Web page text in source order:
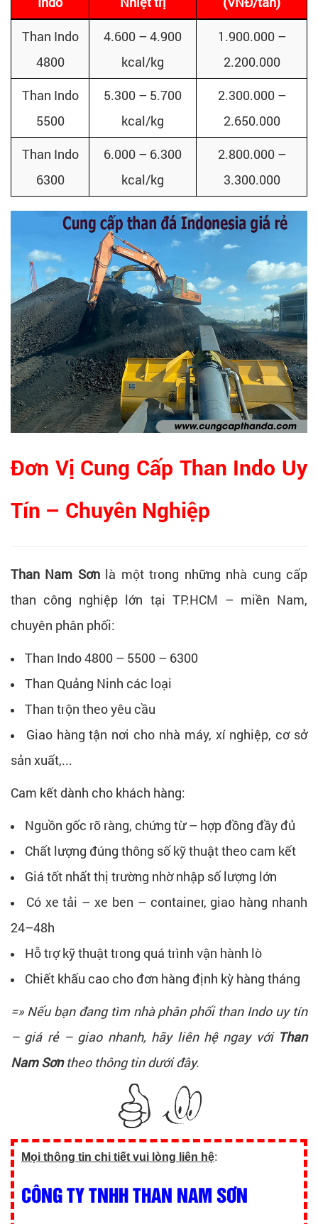
Than Indo
4800
4.600 – 4.900
kcal/kg
1.900.000 –
2.200.000
Than Indo
5500
5.300 – 5.700
kcal/kg
2.300.000 –
2.650.000
Than Indo
6300
6.000 – 6.300
kcal/kg
2.800.000 –
3.300.000
Đơn Vị Cung Cấp Than Indo Uy
Tín – Chuyên Nghiệp
Than Nam Sơnlà một trong những nhà cung cấp
than công nghiệp lớn tại TP.HCM – miền Nam,
chuyên phân phối:
Than Indo 4800 – 5500 – 6300
Than Quảng Ninh các loại
Than trộn theo yêu cầu
Giao hàng tận nơi cho nhà máy, xí nghiệp, cơ sở
sản xuất,...
Cam kết dành cho khách hàng:
Nguồn gốc rõ ràng, chứng từ – hợp đồng đầy đủ
Chất lượng đúng thông số kỹ thuật theo cam kết
Giá tốt nhất thị trường nhờ nhập số lượng lớn
Có xe tải – xe ben – container, giao hàng nhanh
24–48h
Hỗ trợ kỹ thuật trong quá trình vận hành lò
Chiết khấu cao cho đơn hàng định kỳ hàng tháng
=» Nếu bạn đang tìm nhà phân phối than Indo uy tín
– giá rẻ – giao nhanh, hãy liên hệ ngay với Than
Nam Sơntheo thông tin dưới đây.
Mọi thông tin chi tiết vui lòng liên hệ:
CÔNG TY TNHH THAN NAM SƠN